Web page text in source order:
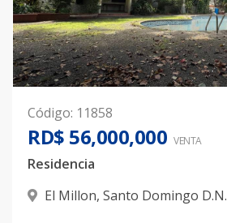
Código: 11858
RD$ 56,000,000 VENTA
Residencia
El Millon, Santo Domingo D.N.